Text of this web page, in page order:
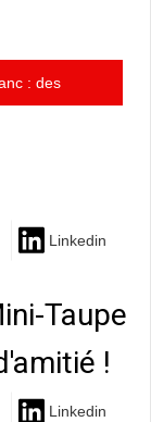
: des
Linkedin
Taupe
!
Linkedin